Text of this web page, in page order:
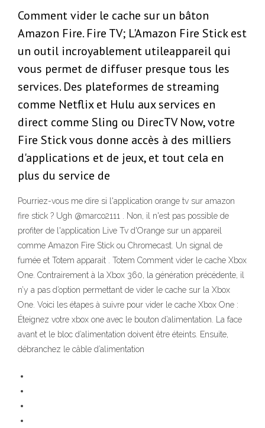
Comment vider le cache sur un bâton
Amazon Fire. Fire TV; L'Amazon Fire Stick est
un outil incroyablement utileappareil qui
vous permet de diffuser presque tous les
services. Des plateformes de streaming
comme Netflix et Hulu aux services en
direct comme Sling ou DirecTV Now, votre
Fire Stick vous donne accès à des milliers
d'applications et de jeux, et tout cela en
plus du service de
Pourriez-vous me dire si l'application orange tv sur amazon
fire stick ? Ugh @marco2111 . Non, il n'est pas possible de
profiter de l'application Live Tv d'Orange sur un appareil
comme Amazon Fire Stick ou Chromecast. Un signal de
fumée et Totem apparait . Totem Comment vider le cache Xbox
One. Contrairement à la Xbox 360, la génération précédente, il
n’y a pas d’option permettant de vider le cache sur la Xbox
One. Voici les étapes à suivre pour vider le cache Xbox One :
Éteignez votre xbox one avec le bouton d’alimentation. La face
avant et le bloc d’alimentation doivent être éteints. Ensuite,
débranchez le câble d’alimentation